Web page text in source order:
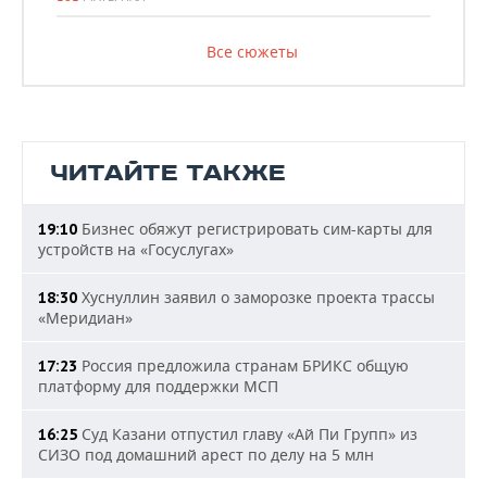
Все сюжеты
ЧИТАЙТЕ ТАКЖЕ
19:10 Бизнес обяжут регистрировать сим-карты для
устройств на «Госуслугах»
18:30 Хуснуллин заявил о заморозке проекта трассы
«Меридиан»
17:23 Россия предложила странам БРИКС общую
платформу для поддержки МСП
16:25 Суд Казани отпустил главу «Ай Пи Групп» из
СИЗО под домашний арест по делу на 5 млн